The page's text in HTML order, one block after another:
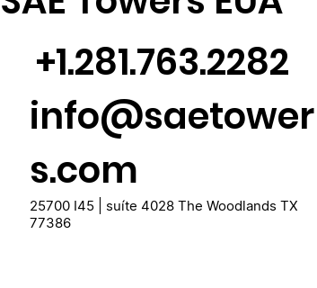
+1.281.763.2282
info@saetower
s.com
25700 I45 | suíte 4028 The Woodlands TX
77386